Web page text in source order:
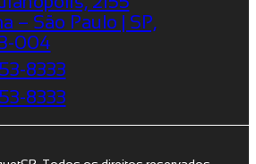
– São Paulo | SP,
004
8333
8333